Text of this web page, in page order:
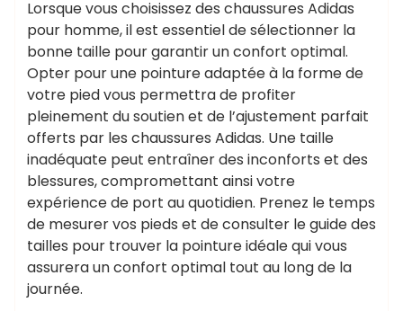
Lorsque vous choisissez des chaussures Adidas
pour homme, il est essentiel de sélectionner la
bonne taille pour garantir un confort optimal.
Opter pour une pointure adaptée à la forme de
votre pied vous permettra de profiter
pleinement du soutien et de l’ajustement parfait
offerts par les chaussures Adidas. Une taille
inadéquate peut entraîner des inconforts et des
blessures, compromettant ainsi votre
expérience de port au quotidien. Prenez le temps
de mesurer vos pieds et de consulter le guide des
tailles pour trouver la pointure idéale qui vous
assurera un confort optimal tout au long de la
journée.